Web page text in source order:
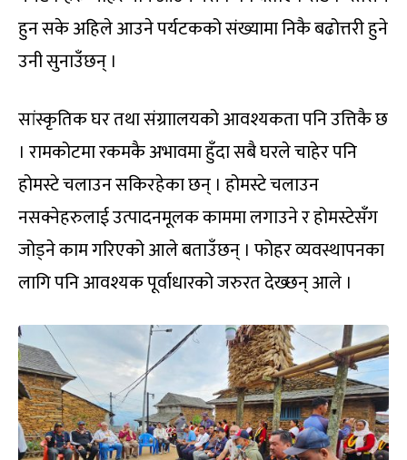
हुन सके अहिले आउने पर्यटकको संख्यामा निकै बढोत्तरी हुने
उनी सुनाउँछन् ।
सांस्कृतिक घर तथा संग्राालयको आवश्यकता पनि उत्तिकै छ
। रामकोटमा रकमकै अभावमा हुँदा सबै घरले चाहेर पनि
होमस्टे चलाउन सकिरहेका छन् । होमस्टे चलाउन
नसक्नेहरुलाई उत्पादनमूलक काममा लगाउने र होमस्टेसँग
जोड्ने काम गरिएको आले बताउँछन् । फोहर व्यवस्थापनका
लागि पनि आवश्यक पूर्वाधारको जरुरत देख्छन् आले ।